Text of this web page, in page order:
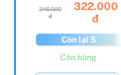
346.000
đ
322.000
đ
Còn lại 5
Còn hàng